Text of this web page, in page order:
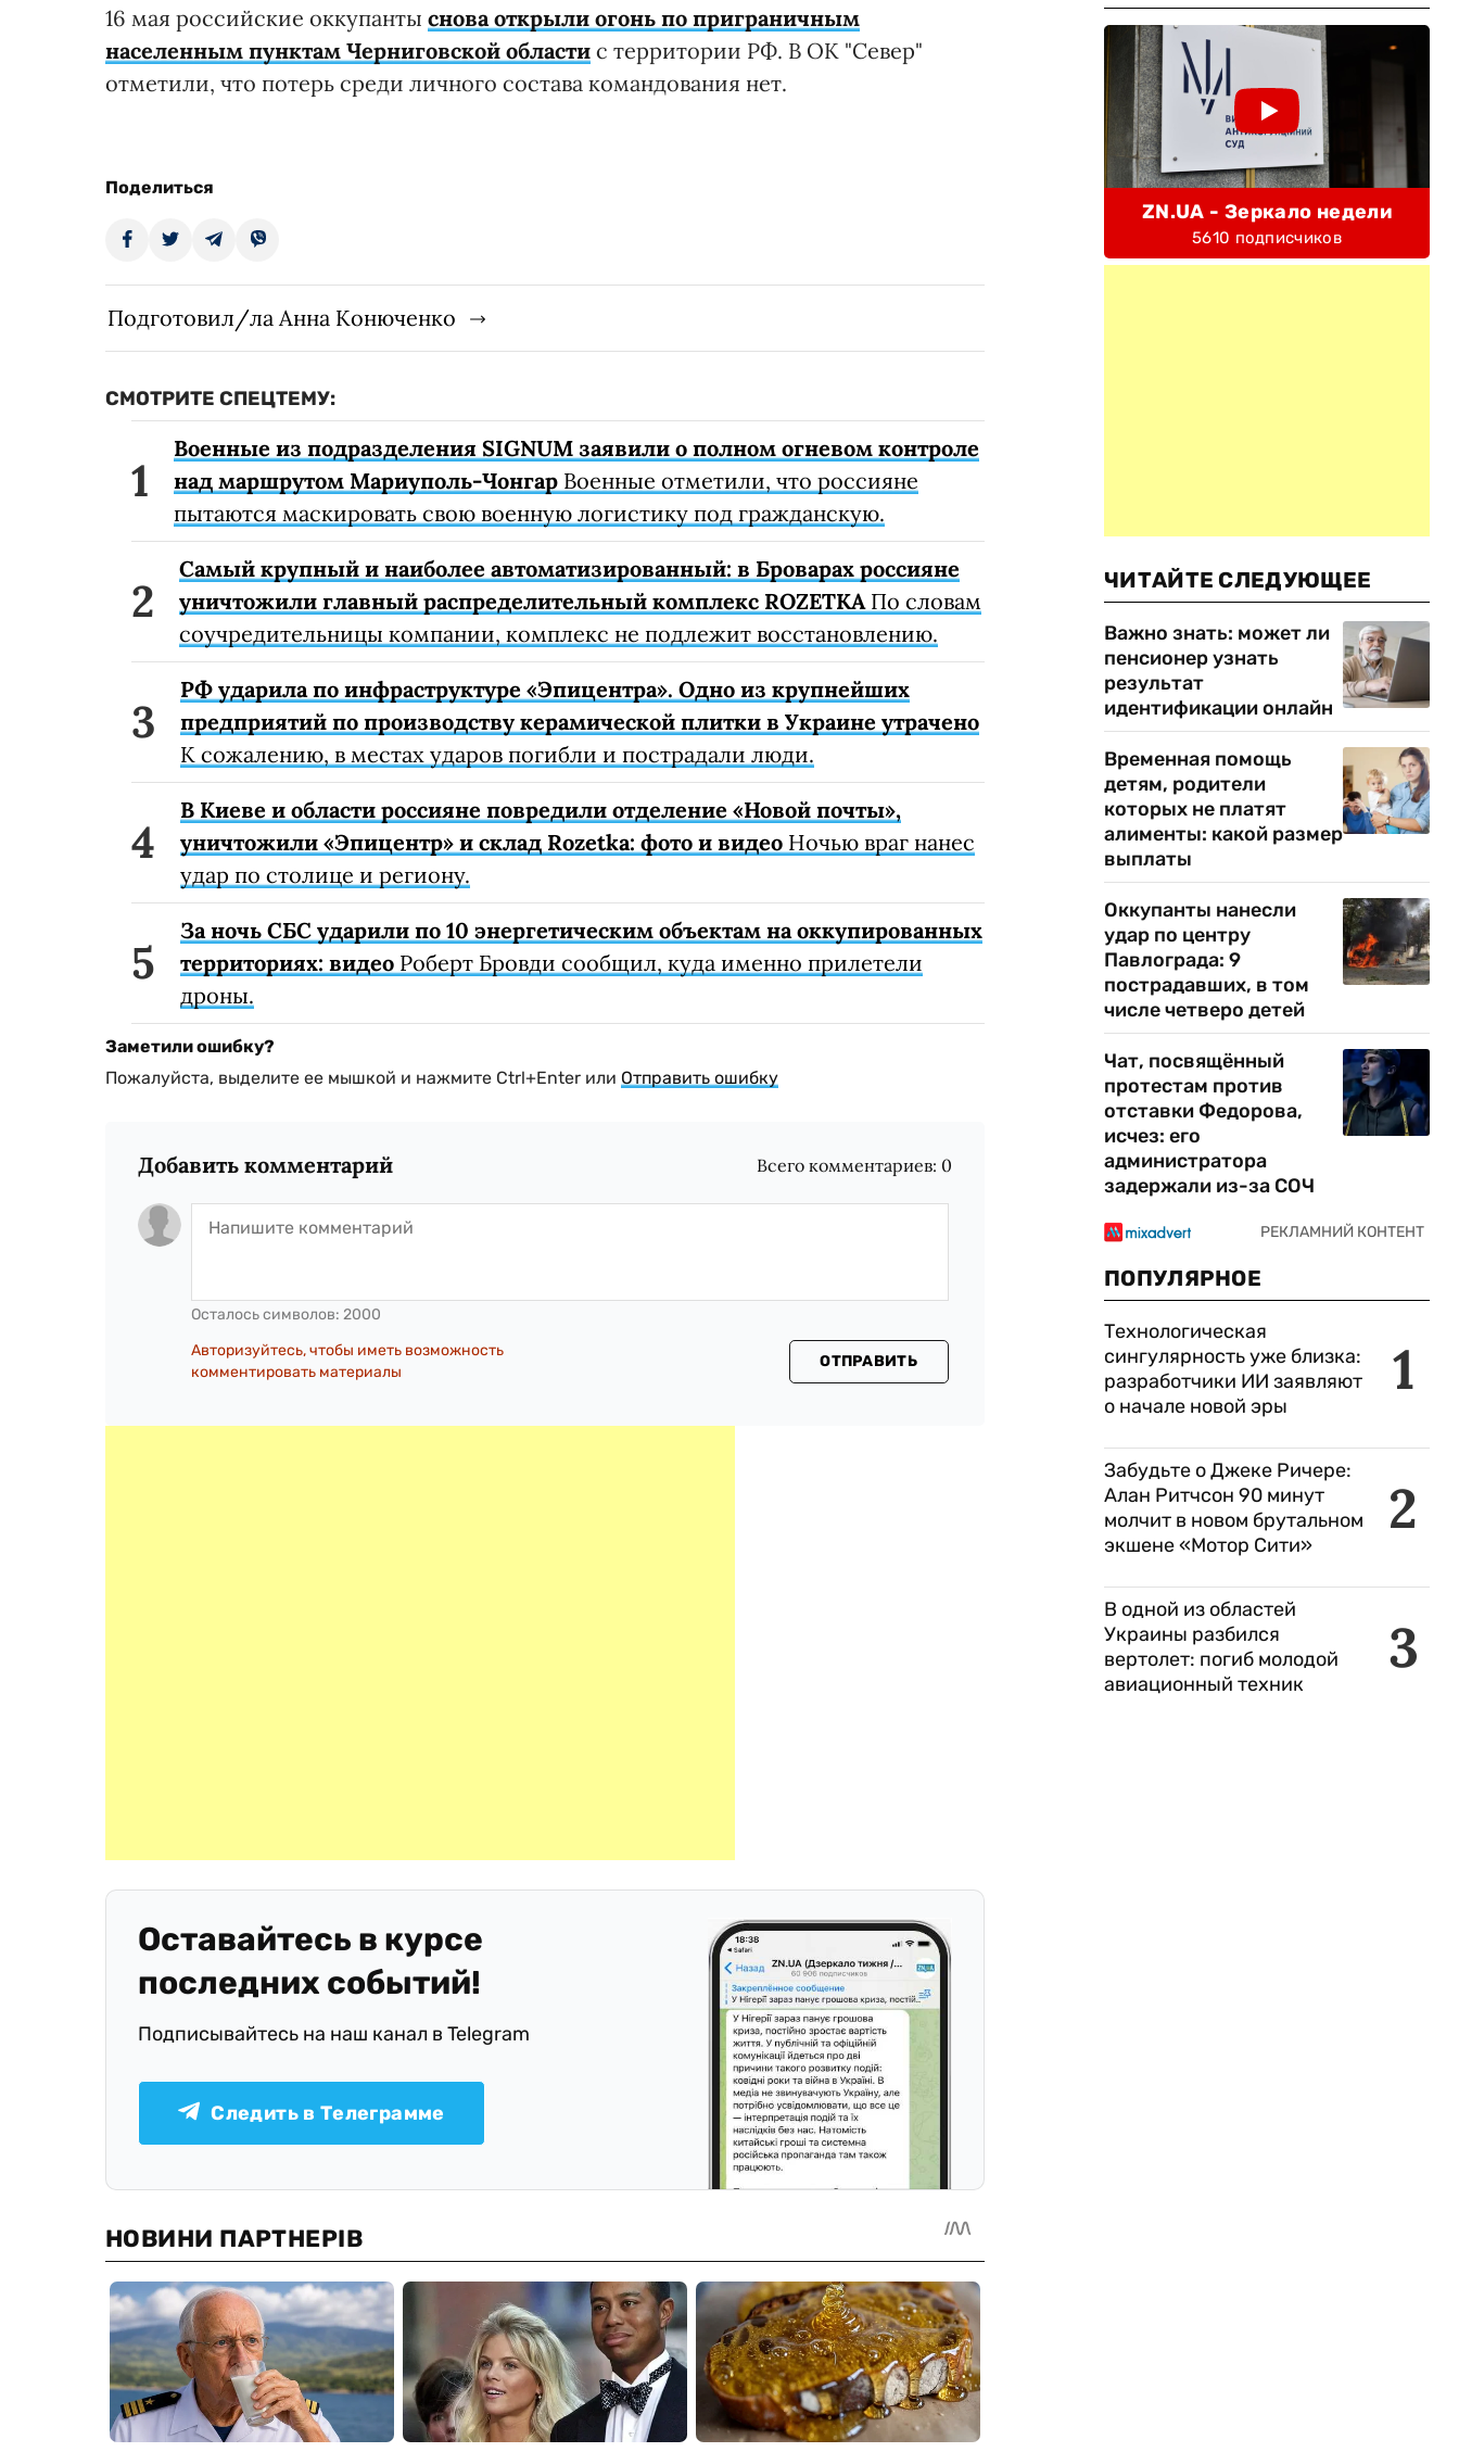
16 мая российские оккупанты снова открыли огонь по приграничным
населенным пунктам Черниговской области с территории РФ. В ОК "Север"
отметили, что потерь среди личного состава командования нет.
Поделиться
Подготовил/ла Анна Конюченко
СМОТРИТЕ СПЕЦТЕМУ:
Военные из подразделения SIGNUM заявили о полном огневом контроле
над маршрутом Мариуполь-Чонгар Военные отметили, что россияне
пытаются маскировать свою военную логистику под гражданскую.
Самый крупный и наиболее автоматизированный: в Броварах россияне
уничтожили главный распределительный комплекс ROZETKAПо словам
соучредительницы компании, комплекс не подлежит восстановлению.
РФ ударила по инфраструктуре «Эпицентра». Одно из крупнейших
предприятий по производству керамической плитки в Украине утрачено
К сожалению, в местах ударов погибли и пострадали люди.
В Киеве и области россияне повредили отделение «Новой почты»,
уничтожили «Эпицентр» и склад Rozetka: фото и видео Ночью враг нанес
удар по столице и региону.
За ночь СБС ударили по 10 энергетическим объектам на оккупированных
территориях: видео Роберт Бровди сообщил, куда именно прилетели
дроны.
Заметили ошибку?
Пожалуйста, выделите ее мышкой и нажмите Ctrl+Enter или Отправить ошибку
Добавить комментарий Всего комментариев: 0
Осталось символов: 2000
Авторизуйтесь, чтобы иметь возможность
комментировать материалы
ОТПРАВИТЬ
Оставайтесь в курсе
последних событий!
Подписывайтесь на наш канал в Telegram
Следить в Телеграмме
ZN.UA - Зеркало недели
5610 подписчиков
ЧИТАЙТЕ СЛЕДУЮЩЕЕ
Важно знать: может ли
пенсионер узнать
результат
идентификации онлайн
Временная помощь
детям, родители
которых не платят
алименты: какой размер
выплаты
Оккупанты нанесли
удар по центру
Павлограда: 9
пострадавших, в том
числе четверо детей
Чат, посвящённый
протестам против
отставки Федорова,
исчез: его
администратора
задержали из-за СОЧ
ПОПУЛЯРНОЕ
1
Технологическая
сингулярность уже близка:
разработчики ИИ заявляют
о начале новой эры
2
Забудьте о Джеке Ричере:
Алан Ритчсон 90 минут
молчит в новом брутальном
экшене «Мотор Сити»
3
В одной из областей
Украины разбился
вертолет: погиб молодой
авиационный техник